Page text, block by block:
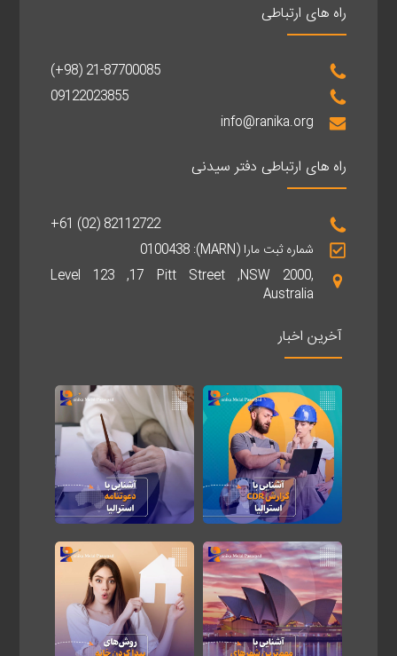
راه های ارتباطی
(+98) 21-87700085
09122023855
info@ranika.org
راه های ارتباطی دفتر سیدنی
+61 (02) 82112722
شماره ثبت مارا (MARN): 0100438
Level 123 ,17 Pitt Street ,NSW 2000,
Australia
آخرین اخبار